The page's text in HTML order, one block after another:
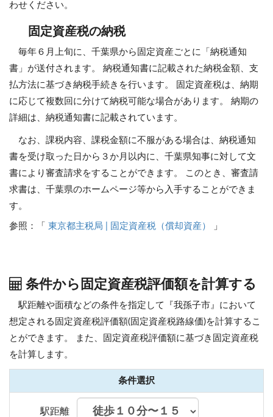
わせください。
固定資産税の納税
毎年６月上旬に、千葉県から固定資産ごとに「納税通知
書」が送付されます。 納税通知書に記載された納税金額、支
払方法に基づき納税手続きを行います。 固定資産税は、納期
に応じて複数回に分けて納税可能な場合があります。 納期の
詳細は、納税通知書に記載されています。
なお、課税内容、課税金額に不服がある場合は、納税通知
書を受け取った日から３か月以内に、千葉県知事に対して文
書により審査請求をすることができます。 このとき、審査請
求書は、千葉県のホームページ等から入手することができま
す。
参照：「 東京都主税局 | 固定資産税（償却資産） 」
条件から固定資産税評価額を計算する
駅距離や面積などの条件を指定して『我孫子市』において
想定される固定資産税評価額(固定資産税路線価)を計算するこ
とができます。
また、固定資産税評価額に基づき固定資産税
を計算します。
条件選択
駅距離